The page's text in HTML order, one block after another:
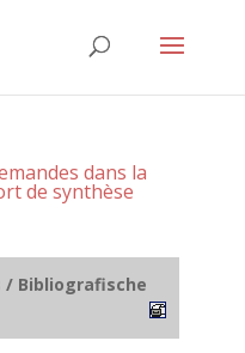
dans la
de synthèse
/ Bibliografische